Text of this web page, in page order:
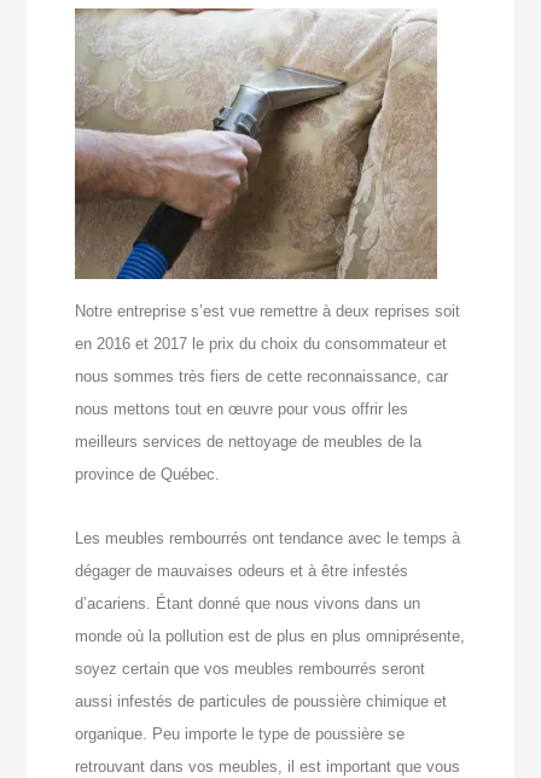
Notre entreprise s’est vue remettre à deux reprises soit
en 2016 et 2017 le prix du choix du consommateur et
nous sommes très fiers de cette reconnaissance, car
nous mettons tout en œuvre pour vous offrir les
meilleurs services de nettoyage de meubles de la
province de Québec.
Les meubles rembourrés ont tendance avec le temps à
dégager de mauvaises odeurs et à être infestés
d’acariens. Étant donné que nous vivons dans un
monde où la pollution est de plus en plus omniprésente,
soyez certain que vos meubles rembourrés seront
aussi infestés de particules de poussière chimique et
organique. Peu importe le type de poussière se
retrouvant dans vos meubles, il est important que vous